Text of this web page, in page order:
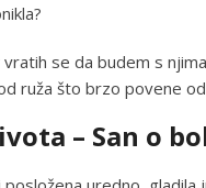
se da budem s
ruža što brzo povene
– San o